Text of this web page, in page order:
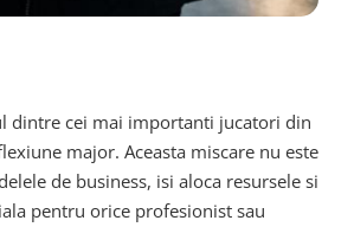
dintre cei mai importanti jucatori din
major. Aceasta miscare nu este
de business, isi aloca resursele si
pentru orice profesionist sau